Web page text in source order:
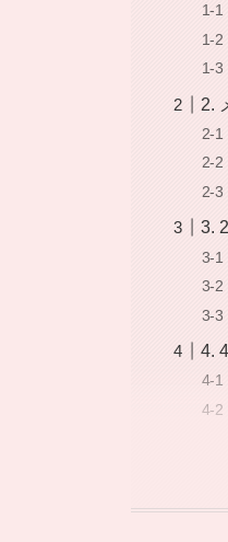
2.
3.
4.